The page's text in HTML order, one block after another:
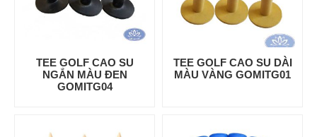
TEE GOLF CAO SU
NGẮN MÀU ĐEN
GOMITG04
TEE GOLF CAO SU DÀI
MÀU VÀNG GOMITG01